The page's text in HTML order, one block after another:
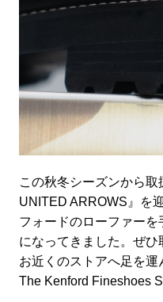
この秋冬シーズンから
UNITED ARROWS』を
フォードのローファーを
になってきました。ぜひ
お近くのストアへ足を運
The Kenford Fineshoes